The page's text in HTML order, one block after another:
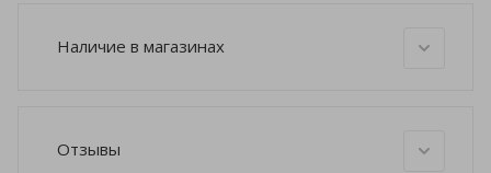
Наличие в магазинах
Отзывы